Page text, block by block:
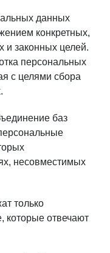
данных
конкретных,
и законных целей.
персональных
с целями сбора
баз
несовместимых
только
которые отвечают